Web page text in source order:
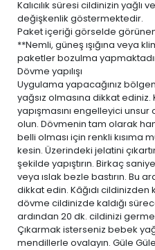
Kalıcılık süresi cildinizin yağlı
değişkenlik göstermektedir.
Paket içeriği görselde
**Nemli, güneş ışığına veya
paketler bozulma
Dövme yapılışı
Uygulama yapacağınız
yağsız olmasına dikkat ediniz.
yapışmasını engelleyici unsur
olun. Dövmenin tam olarak
belli olması için renkli kısıma
kesin. Üzerindeki jelatini
şekilde yapıştırın. Birkaç
veya ıslak bezle bastırın. Bu
dikkat edin. Kâğıdı cildinizden
dövme cildinizde kaldığı
ardından 20 dk. cildinizi
Çıkarmak isterseniz bebek
mendillerle ovalayın. Güle Güle